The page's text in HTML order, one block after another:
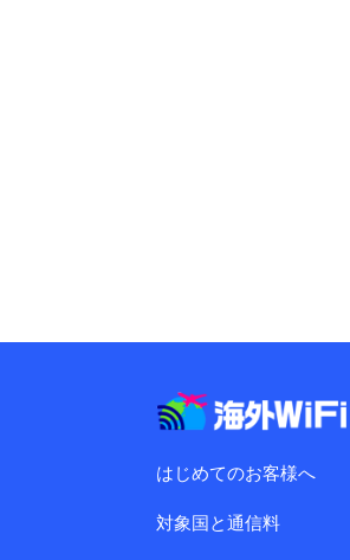
はじめてのお客様へ
対象国と通信料